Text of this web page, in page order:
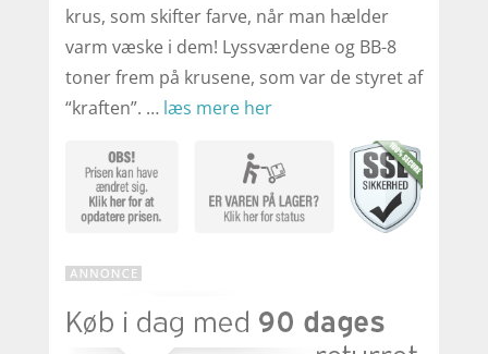
krus, som skifter farve, når man hælder
varm væske i dem! Lyssværdene og BB-8
toner frem på krusene, som var de styret af
“kraften”. … læs mere her